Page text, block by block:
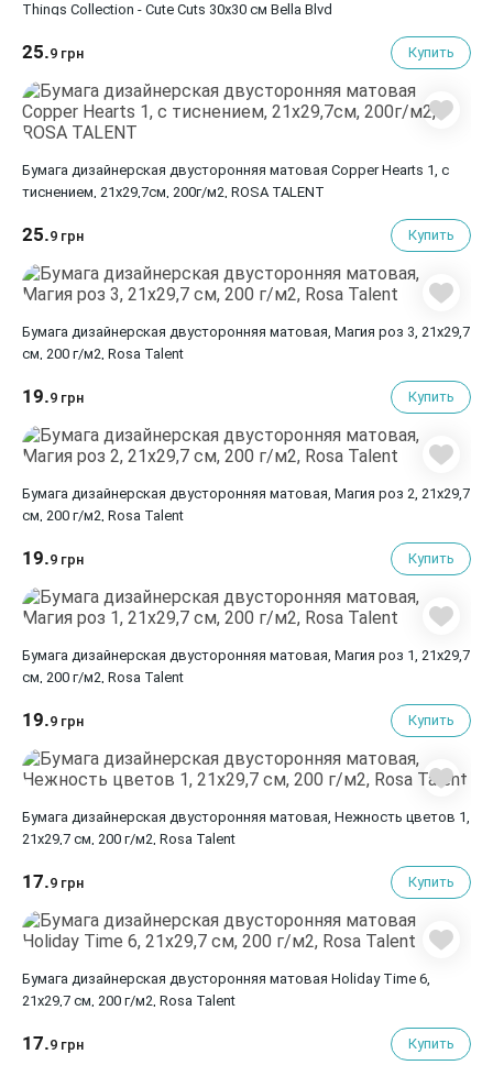
Things Collection - Cute Cuts 30х30 см Bella Blvd
25.9 грн Купить
Бумага дизайнерская двусторонняя матовая Copper Hearts 1, с
тиснением, 21х29,7см, 200г/м2, ROSA TALENT
25.9 грн Купить
Бумага дизайнерская двусторонняя матовая, Магия роз 3, 21х29,7
см, 200 г/м2, Rosa Talent
19.9 грн Купить
Бумага дизайнерская двусторонняя матовая, Магия роз 2, 21х29,7
см, 200 г/м2, Rosa Talent
19.9 грн Купить
Бумага дизайнерская двусторонняя матовая, Магия роз 1, 21х29,7
см, 200 г/м2, Rosa Talent
19.9 грн Купить
Бумага дизайнерская двусторонняя матовая, Нежность цветов 1,
21х29,7 см, 200 г/м2, Rosa Talent
17.9 грн Купить
Бумага дизайнерская двусторонняя матовая Holiday Time 6,
21х29,7 см, 200 г/м2, Rosa Talent
17.9 грн Купить